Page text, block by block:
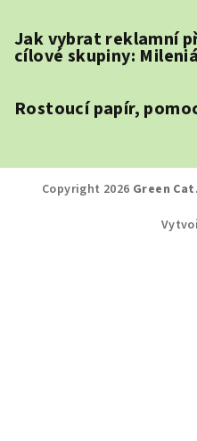
Jak vybrat reklamní
cílové skupiny:
Rostoucí papír,
Copyright 2026 Green Cat